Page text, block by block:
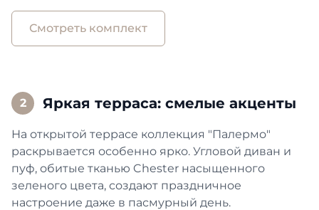
Смотреть комплект
2 Яркая терраса: смелые акценты
На открытой террасе коллекция "Палермо"
раскрывается особенно ярко. Угловой диван и
пуф, обитые тканью Chester насыщенного
зеленого цвета, создают праздничное
настроение даже в пасмурный день.